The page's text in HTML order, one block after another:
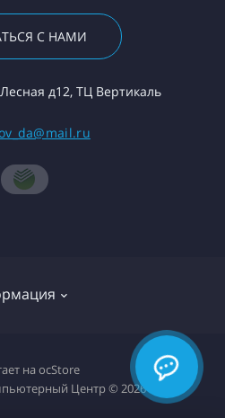
С НАМИ
д12, ТЦ Вертикаль
компании
товара
на ocStore
Центр © 2026